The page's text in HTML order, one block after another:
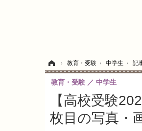
› 教育・受験 › 中学生 › 記
【高校受験
枚目の写真・
教育・受験 中学生